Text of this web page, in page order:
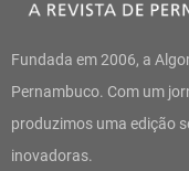
Fundada em 2006, a
Pernambuco. Com um
produzimos uma edição
inovadoras.